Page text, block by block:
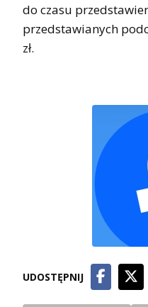
do czasu
przedstawianych
zł.
UDOSTĘPNIJ